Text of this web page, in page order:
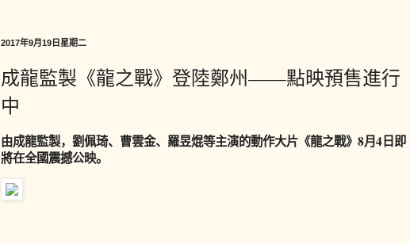
2017年9月19日星期二
成龍監製《龍之戰》登陸鄭州——點映預售進行
中
由成龍監製，劉佩琦、曹雲金、羅昱焜等主演的動作大片《龍之戰》8月4日即
將在全國震撼公映。